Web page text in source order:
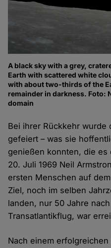
A black sky with a grey,
Earth with scattered white
with about two-thirds of the
remainder in darkness. Foto:
domain
Bei ihrer Rückkehr wurde
gefeiert – was sie
genießen konnten, die es
20. Juli 1969 Neil
ersten Menschen auf
Ziel, noch im selben
landen, nur 50 Jahre
Transatlantikflug, war
Nach einem erfolgreichen